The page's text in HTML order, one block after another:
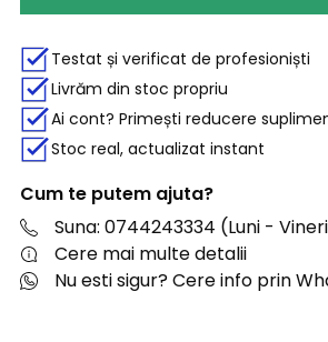
Testat și verificat de profesioniști
Livrăm din stoc propriu
Ai cont? Primești reducere
Stoc real, actualizat instant
Cum te putem ajuta?
Suna: 0744243334 (Luni -
Cere mai multe detalii
Nu esti sigur? Cere info prin